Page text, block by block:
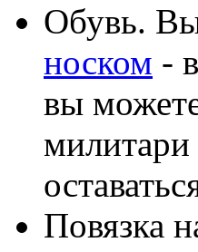
Обувь.
носком -
вы
Повязка